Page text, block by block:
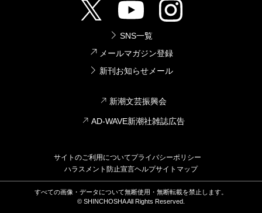
SNS一覧
メールマガジン登録
新刊お知らせメール
新潮文芸振興会
AD-WAVE新潮社雑誌広告
サイトのご利用についてプライバシーポリシー
ハラスメント防止宣言ヘルプサイトマップ
すべての画像・データについて無断使用・無断転載を禁止します。
© SHINCHOSHA All Rights Reserved.